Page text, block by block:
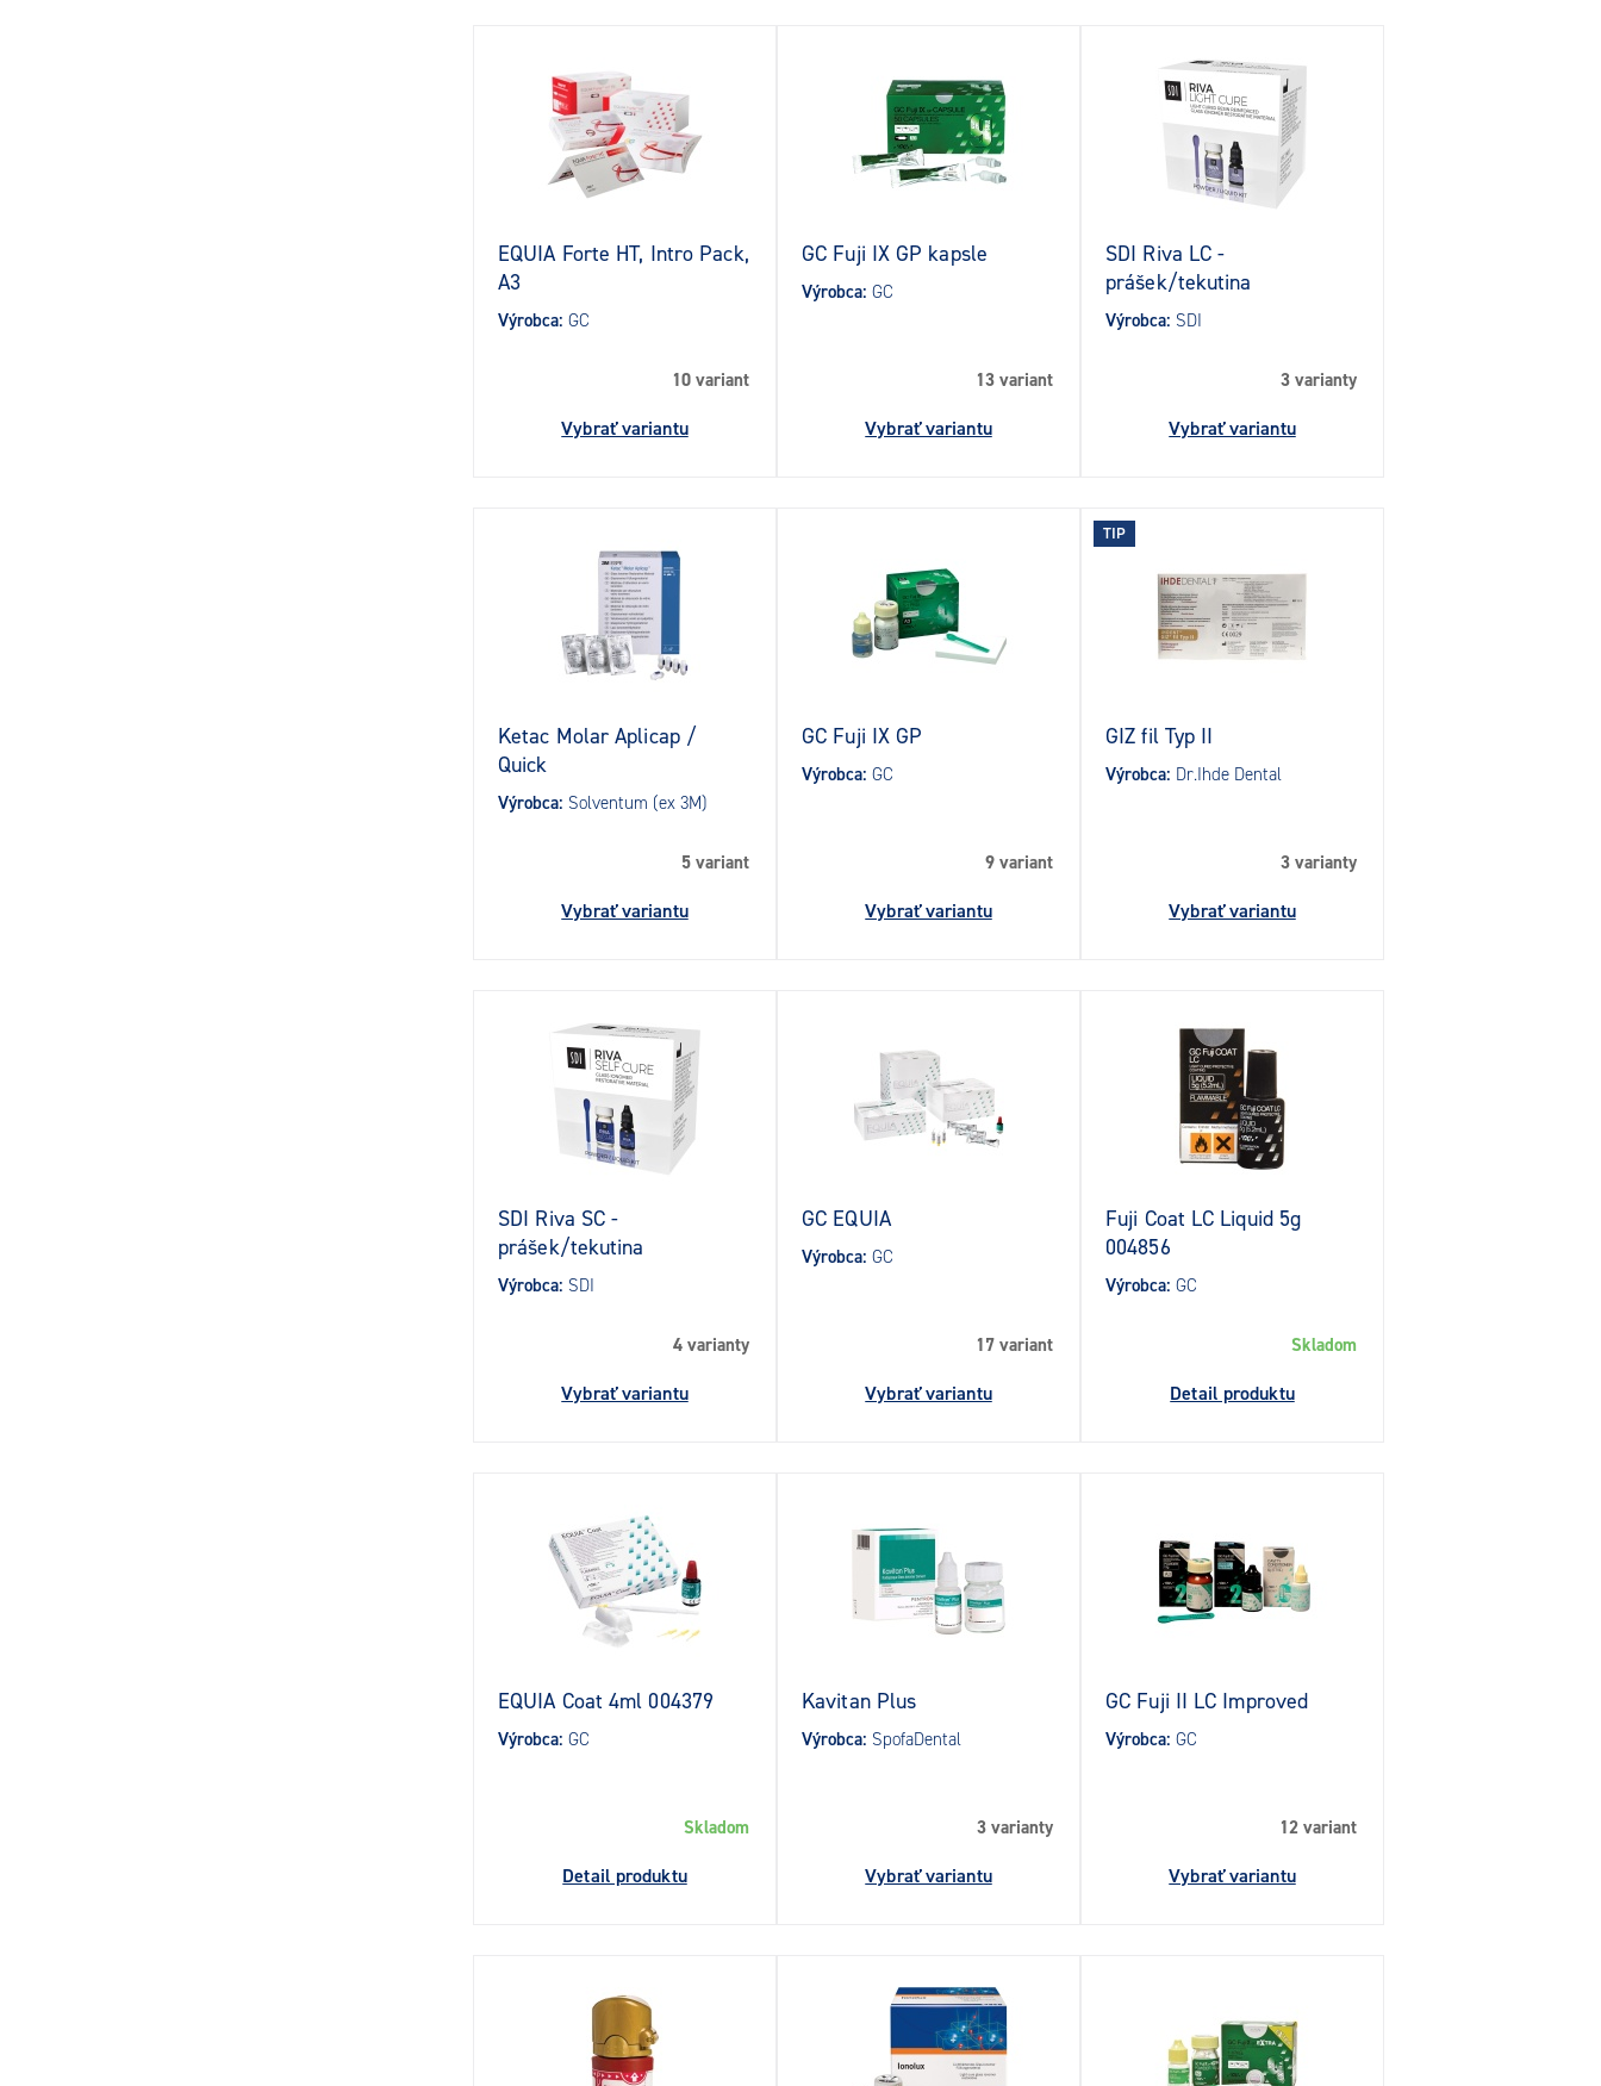
EQUIA Forte HT, Intro Pack,
A3
Výrobca: GC
10 variant
Vybrať variantu
GC Fuji IX GP kapsle
Výrobca: GC
13 variant
Vybrať variantu
SDI Riva LC -
prášek/tekutina
Výrobca: SDI
3 varianty
Vybrať variantu
Ketac Molar Aplicap /
Quick
Výrobca: Solventum (ex 3M)
5 variant
Vybrať variantu
GC Fuji IX GP
Výrobca: GC
9 variant
Vybrať variantu
TIP
GIZ fil Typ II
Výrobca: Dr.Ihde Dental
3 varianty
Vybrať variantu
SDI Riva SC -
prášek/tekutina
Výrobca: SDI
4 varianty
Vybrať variantu
GC EQUIA
Výrobca: GC
17 variant
Vybrať variantu
Fuji Coat LC Liquid 5g
004856
Výrobca: GC
Skladom
Detail produktu
EQUIA Coat 4ml 004379
Výrobca: GC
Skladom
Detail produktu
Kavitan Plus
Výrobca: SpofaDental
3 varianty
Vybrať variantu
GC Fuji II LC Improved
Výrobca: GC
12 variant
Vybrať variantu